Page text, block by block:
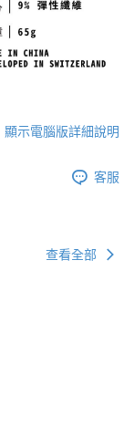
顯示電腦版詳細說明
客服
查看全部